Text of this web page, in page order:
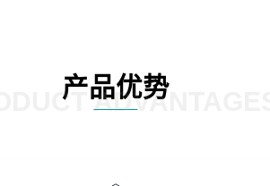
产品优势
ADVANTAGES